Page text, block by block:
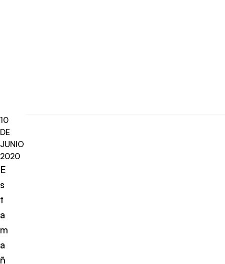
10
DE
JUNIO
2020
E
s
t
a
m
a
ñ